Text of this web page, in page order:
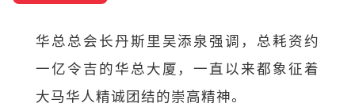
华总总会长丹斯里吴添泉强调，总耗资约
一亿令吉的华总大厦，一直以来都象征着
大马华人精诚团结的崇高精神。